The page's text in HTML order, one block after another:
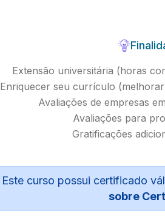
Extensão universitária (horas
Enriquecer seu currículo
Avaliações de empresas
Avaliações para
Gratificações
Este curso possui certificado
sobre